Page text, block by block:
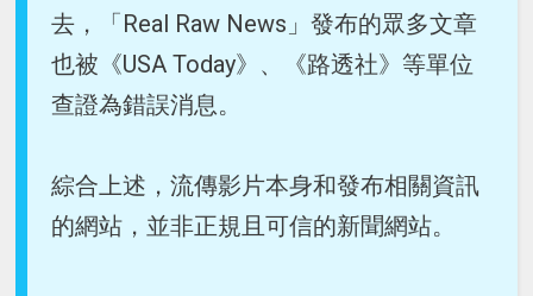
去，「Real Raw News」發布的眾多文章
也被《USA Today》、《路透社》等單位
查證為錯誤消息。
綜合上述，流傳影片本身和發布相關資訊
的網站，並非正規且可信的新聞網站。